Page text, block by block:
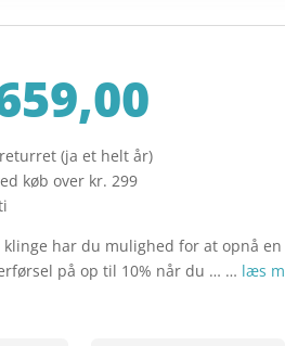
(ja et helt år)
køb over kr. 299
klinge har du mulighed for at opnå
på op til 10% når du … … læs